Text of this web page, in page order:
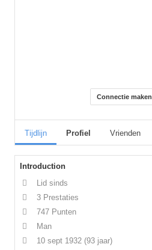
Connectie maken
Tijdlijn Profiel Vrienden
Introduction
Lid sinds
3 Prestaties
747 Punten
Man
10 sept 1932 (93 jaar)